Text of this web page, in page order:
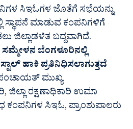
ಸಿಇಓಗಳ ಜೊತೆಗೆ ಸಭೆಯನ್ನು
ಮಾಡುವ ಕಂಪನಿಗಳಿಗೆ
ಜಿಲ್ಲಾಡಳಿತ ಬದ್ದವಾಗಿದೆ.
ಬೆಂಗಳೂರಿನಲ್ಲಿ
ಹಾಕಿ ಪ್ರತಿನಿಧಿಸಲಾಗುತ್ತದೆ
ಮುಖ್ಯ
ಜಿಲ್ಲಾ ರಕ್ಷಣಾಧಿಕಾರಿ ಉಮಾ
ಸಿಇಓ, ಪ್ರಾಂಶುಪಾಲರು